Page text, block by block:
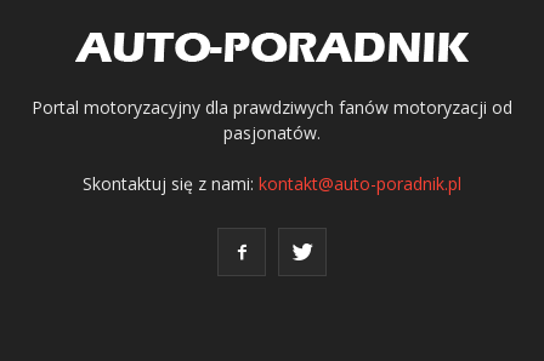
Portal motoryzacyjny dla prawdziwych fanów motoryzacji od
pasjonatów.
Skontaktuj się z nami: kontakt@auto-poradnik.pl